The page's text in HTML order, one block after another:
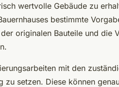
wertvolle Gebäude zu
bestimmte
originalen Bauteile und die
mit den
zu setzen. Diese können